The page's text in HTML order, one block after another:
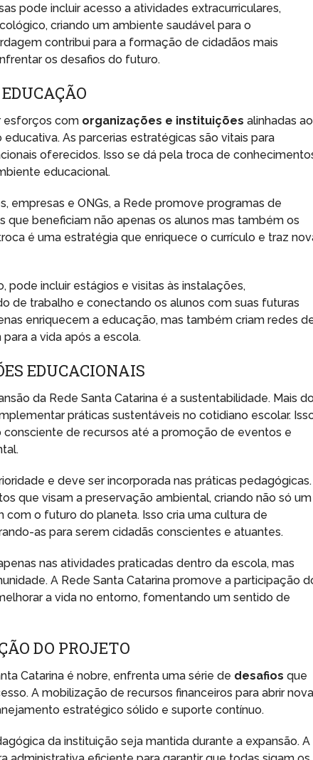
pode incluir acesso a atividades extracurriculares,
criando um ambiente saudável para o
contribui para a formação de cidadãos mais
os desafios do futuro.
esforços com organizações e instituições alinhadas
As parcerias estratégicas são vitais para
oferecidos. Isso se dá pela troca de
educacional.
empresas e ONGs, a Rede promove programas de
beneficiam não apenas os alunos mas também os
é uma estratégia que enriquece o currículo e traz
pode incluir estágios e visitas às instalações,
de trabalho e conectando os alunos com suas futuras
enriquecem a educação, mas também criam redes
a vida após a escola.
EDUCACIONAIS
da Rede Santa Catarina é a sustentabilidade. Mais
práticas sustentáveis no cotidiano escolar.
de recursos até a promoção de eventos e
e deve ser incorporada nas práticas pedagógicas.
que visam a preservação ambiental, criando não só um
o futuro do planeta. Isso cria uma cultura de
as para serem cidadãs conscientes e atuantes.
nas atividades praticadas dentro da escola, mas
A Rede Santa Catarina promove a participação
a vida no entorno, fomentando um sentido de
DO PROJETO
Catarina é nobre, enfrenta uma série de desafios que
A mobilização de recursos financeiros para abrir
estratégico sólido e suporte contínuo.
da instituição seja mantida durante a expansão. A